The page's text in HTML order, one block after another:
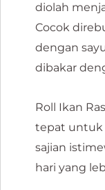
diolah
Cocok
dengan
dibakar
Roll Ikan
tepat untuk
sajian
hari yang